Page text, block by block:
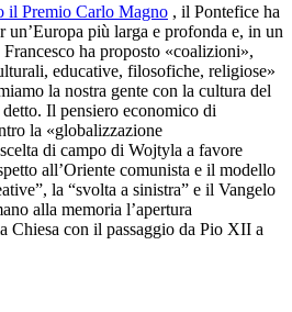
il Premio Carlo Magno , il Pontefice ha
un’Europa più larga e profonda e, in un
ha proposto «coalizioni»,
educative, filosofiche, religiose»
la nostra gente con la cultura del
Il pensiero economico di
la «globalizzazione
di campo di Wojtyla a favore
all’Oriente comunista e il modello
la “svolta a sinistra” e il Vangelo
alla memoria l’apertura
Chiesa con il passaggio da Pio XII a